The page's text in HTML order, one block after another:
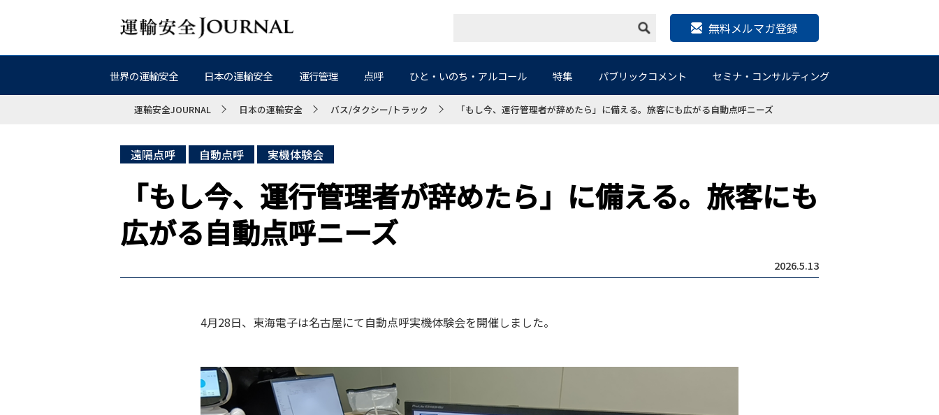
無料メルマガ登録
世界の運輸安全 日本の運輸安全 運行管理 点呼 ひと・いのち・アルコール 特集 パブリックコメント セミナ・コンサルティング
運輸安全JOURNAL 日本の運輸安全 バス/タクシー/トラック 「もし今、運行管理者が辞めたら」に備える。旅客にも広がる自動点呼ニーズ
遠隔点呼 自動点呼 実機体験会
「もし今、運行管理者が辞めたら」に備える。旅客にも
広がる自動点呼ニーズ
2026.5.13
4月28日、東海電子は名古屋にて自動点呼実機体験会を開催しました。